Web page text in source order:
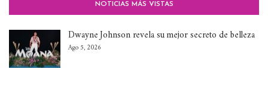
NOTICIAS MÁS VISTAS
Dwayne Johnson revela su mejor secreto de belleza
Ago 5, 2026